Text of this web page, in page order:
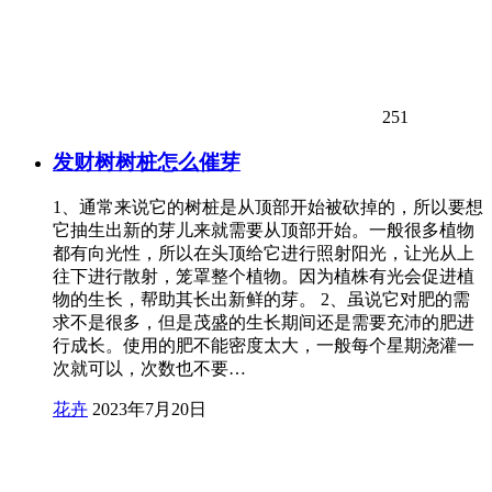
251
发财树树桩怎么催芽
1、通常来说它的树桩是从顶部开始被砍掉的，所以要想
它抽生出新的芽儿来就需要从顶部开始。一般很多植物
都有向光性，所以在头顶给它进行照射阳光，让光从上
往下进行散射，笼罩整个植物。因为植株有光会促进植
物的生长，帮助其长出新鲜的芽。 2、虽说它对肥的需
求不是很多，但是茂盛的生长期间还是需要充沛的肥进
行成长。使用的肥不能密度太大，一般每个星期浇灌一
次就可以，次数也不要…
花卉 2023年7月20日